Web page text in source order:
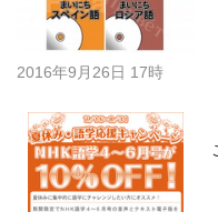
2016年9月26日 17時